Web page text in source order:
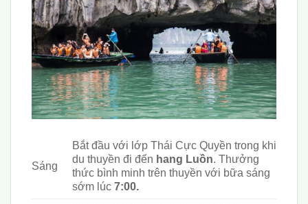
Sáng
Bắt đầu với lớp Thái Cực Quyền trong khi
du thuyền đi đến hang Luồn. Thưởng
thức bình minh trên thuyền với bữa sáng
sớm lúc 7:00.